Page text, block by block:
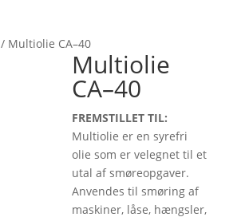
/ Multiolie CA–40
Multiolie
CA–40
FREMSTILLET TIL:
Multiolie er en syrefri
olie som er velegnet til et
utal af smøreopgaver.
Anvendes til smøring af
maskiner, låse, hængsler,